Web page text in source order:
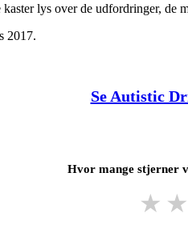
lys over de udfordringer, de
2017.
Se Autistic
Hvor mange stjerner
★ ★